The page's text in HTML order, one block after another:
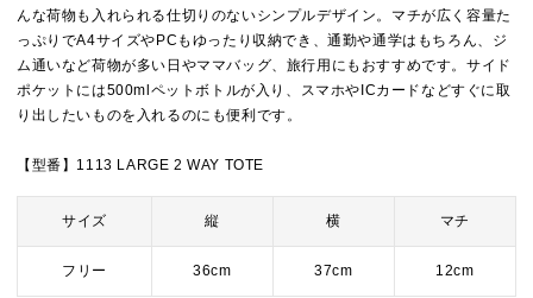
んな荷物も入れられる仕切りのないシンプルデザイン。マチが広く容量た
っぷりでA4サイズやPCもゆったり収納でき、通勤や通学はもちろん、ジ
ム通いなど荷物が多い日やママバッグ、旅行用にもおすすめです。サイド
ポケットには500mlペットボトルが入り、スマホやICカードなどすぐに取
り出したいものを入れるのにも便利です。
【型番】1113 LARGE 2 WAY TOTE
サイズ 縦 横 マチ
フリー 36cm 37cm 12cm